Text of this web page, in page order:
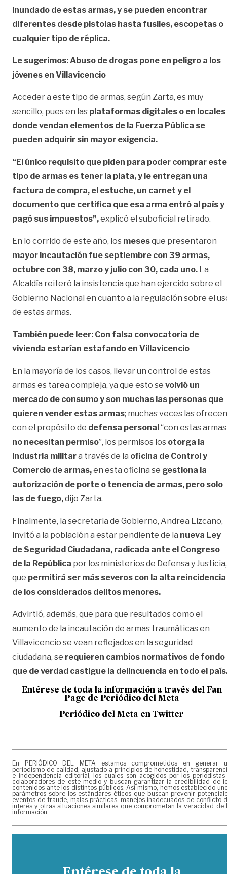
inundado de estas armas, y se pueden encontrar
diferentes desde pistolas hasta fusiles, escopetas o
cualquier tipo de réplica.
Le sugerimos: Abuso de drogas pone en peligro a los
jóvenes en Villavicencio
Acceder a este tipo de armas, según Zarta, es muy
sencillo, pues en las plataformas digitales o en locales
donde vendan elementos de la Fuerza Pública se
pueden adquirir sin mayor exigencia.
“El único requisito que piden para poder comprar este
tipo de armas es tener la plata, y le entregan una
factura de compra, el estuche, un carnet y el
documento que certifica que esa arma entró al país y
pagó sus impuestos”,explicó el suboficial retirado.
En lo corrido de este año, los mesesque presentaron
mayor incautación fue septiembre con 39 armas,
octubre con 38, marzo y julio con 30, cada uno. La
Alcaldía reiteró la insistencia que han ejercido sobre el
Gobierno Nacional en cuanto a la regulación sobre el
de estas armas.
También puede leer: Con falsa convocatoria de
vivienda estarían estafando en Villavicencio
En la mayoría de los casos, llevar un control de estas
armas es tarea compleja, ya que esto se volvió un
mercado de consumo y son muchas las personas que
quieren vender estas armas; muchas veces las ofrecen
con el propósito de defensa personal“con estas armas
no necesitan permiso”, los permisos los otorga la
industria militara través de la oficina de Control y
Comercio de armas,en esta oficina se gestiona la
autorización de porte o tenencia de armas, pero solo
las de fuego,dijo Zarta.
Finalmente, la secretaria de Gobierno, Andrea Lizcano,
invitó a la población a estar pendiente de la nueva Ley
de Seguridad Ciudadana, radicada ante el Congreso
de la República por los ministerios de Defensa y Justicia,
que permitirá ser más severos con la alta reincidencia
de los considerados delitos menores.
Advirtió, además, que para que resultados como el
aumento de la incautación de armas traumáticas en
Villavicencio se vean reflejados en la seguridad
ciudadana, se requieren cambios normativos de fondo
que de verdad castigue la delincuencia en todo el
Entérese de toda la información a través del Fan
Page de Periódico del Meta
Periódico del Meta en Twitter
En PERIÓDICO DEL META estamos comprometidos en generar
periodismo de calidad, ajustado a principios de honestidad,
e independencia editorial, los cuales son acogidos por los periodistas
colaboradores de este medio y buscan garantizar la credibilidad de
contenidos ante los distintos públicos. Así mismo, hemos establecido
parámetros sobre los estándares éticos que buscan prevenir
eventos de fraude, malas prácticas, manejos inadecuados de conflicto
interés y otras situaciones similares que comprometan la veracidad de
información.